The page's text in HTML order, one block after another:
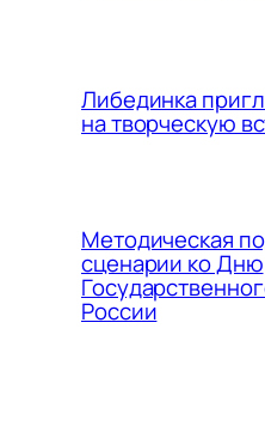
Либединка
на творческую
Методическая
сценарии ко Дню
России